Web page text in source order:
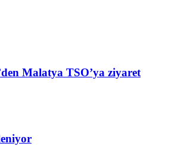
Malatya TSO’ya ziyaret